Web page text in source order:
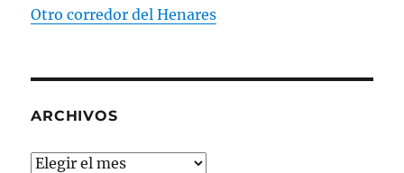
Otro corredor del Henares
ARCHIVOS
Archivos